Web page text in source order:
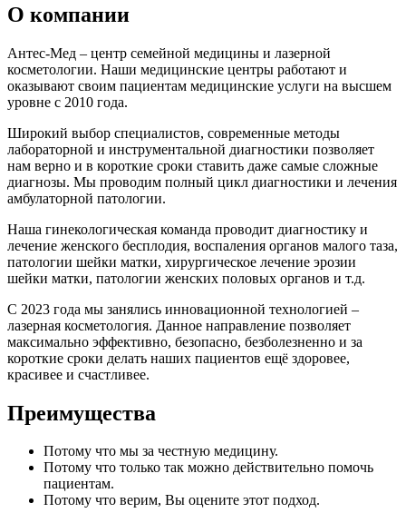
О компании
Антес-Мед – центр семейной медицины и лазерной
косметологии. Наши медицинские центры работают и
оказывают своим пациентам медицинские услуги на высшем
уровне с 2010 года.
Широкий выбор специалистов, современные методы
лабораторной и инструментальной диагностики позволяет
нам верно и в короткие сроки ставить даже самые сложные
диагнозы. Мы проводим полный цикл диагностики и лечения
амбулаторной патологии.
Наша гинекологическая команда проводит диагностику и
лечение женского бесплодия, воспаления органов малого таза,
патологии шейки матки, хирургическое лечение эрозии
шейки матки, патологии женских половых органов и т.д.
С 2023 года мы занялись инновационной технологией –
лазерная косметология. Данное направление позволяет
максимально эффективно, безопасно, безболезненно и за
короткие сроки делать наших пациентов ещё здоровее,
красивее и счастливее.
Преимущества
Потому что мы за честную медицину.
Потому что только так можно действительно помочь
пациентам.
Потому что верим, Вы оцените этот подход.